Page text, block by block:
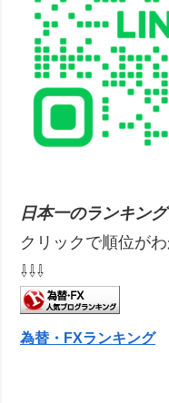
日本一のランキン
⇩⇩⇩
為替・FXランキング